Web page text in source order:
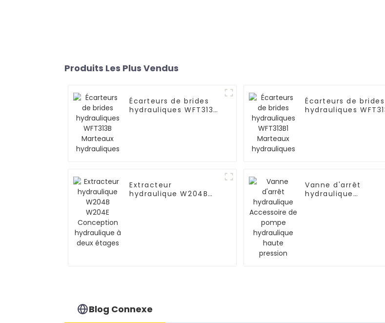
Produits Les Plus Vendus
Écarteurs de brides
hydrauliques WFT313B
Écarteurs de brides
hydrauliques
Extracteur
hydraulique W204B
Vanne d'arrêt
hydraulique
Blog Connexe